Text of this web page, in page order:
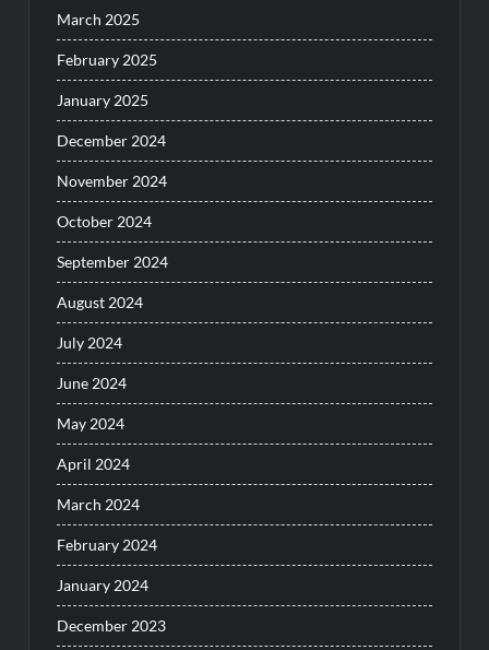
March 2025
February 2025
January 2025
December 2024
November 2024
October 2024
September 2024
August 2024
July 2024
June 2024
May 2024
April 2024
March 2024
February 2024
January 2024
December 2023